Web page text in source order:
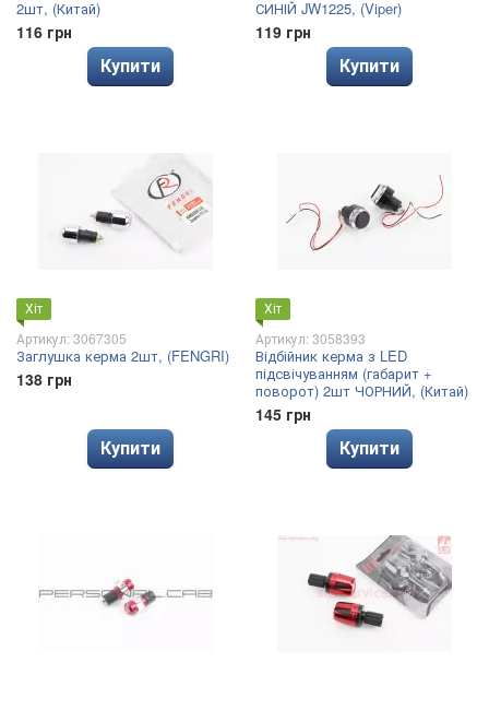
2шт, (Китай)
116 грн
Купити
СИНІЙ JW1225, (Viper)
119 грн
Купити
Хіт
Артикул: 3067305
Заглушка керма 2шт, (FENGRI)
138 грн
Купити
Хіт
Артикул: 3058393
Відбійник керма з LED
підсвічуванням (габарит +
поворот) 2шт ЧОРНИЙ, (Китай)
145 грн
Купити